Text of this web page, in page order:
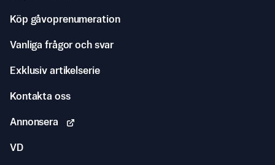
Köp gåvoprenumeration
Vanliga frågor och svar
Exklusiv artikelserie
Kontakta oss
Annonsera
VD